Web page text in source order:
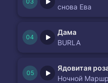
снова Ева
Дама
BURLA
Ядовитая
Ночной